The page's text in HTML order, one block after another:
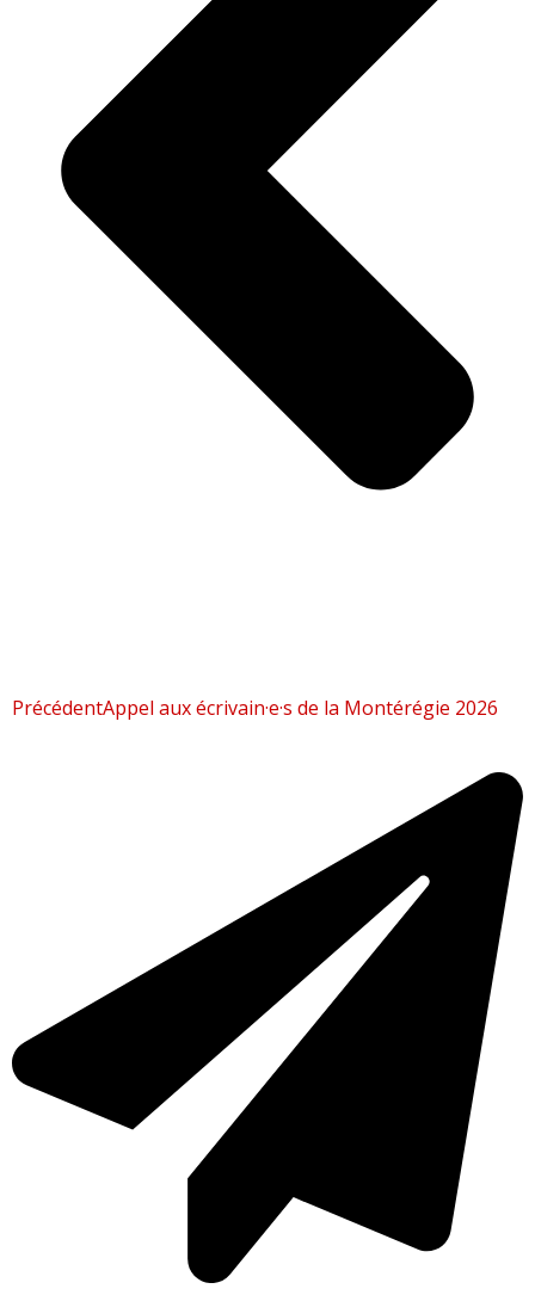
PrécédentAppel aux écrivain·e·s de la Montérégie 2026